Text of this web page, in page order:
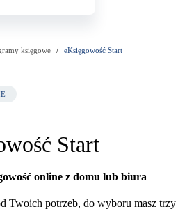
księgowe eKsięgowość Start
Start
online z domu lub biura
Twoich potrzeb, do wyboru masz